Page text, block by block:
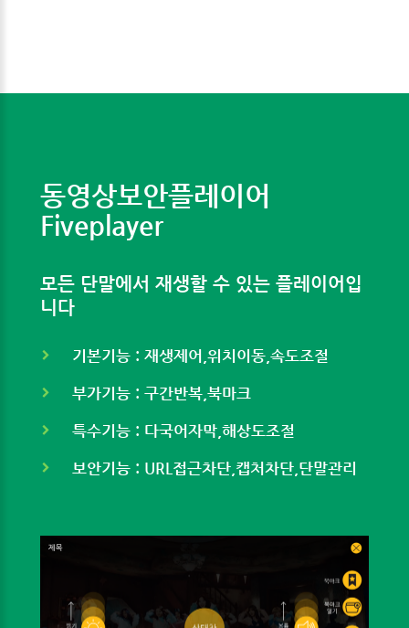
동영상보안플레이어
Fiveplayer
모든 단말에서 재생할 수 있는 플레이어입
니다
기본기능 : 재생제어,위치이동,속도조절
부가기능 : 구간반복,북마크
특수기능 : 다국어자막,해상도조절
보안기능 : URL접근차단,캡처차단,단말관리